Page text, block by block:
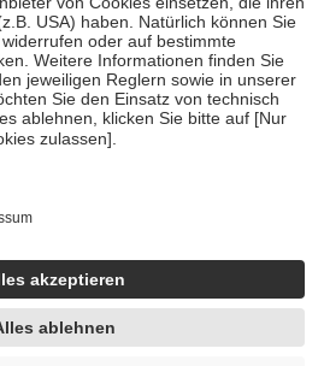
der Familie zu unterstützen,
bei:
bis zum vollendeten 18. Lebensjahr
und Früherkennung, die von der
Trusted Shops hat Maßnahmen
dass es sich um echte Bewertungen
findest du hier:
de/articles/4419944605341